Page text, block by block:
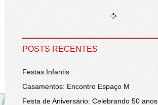
POSTS RECENTES
Festas Infantis
Casamentos: Encontro Espaço M
Festa de Aniversário: Celebrando 50 anos